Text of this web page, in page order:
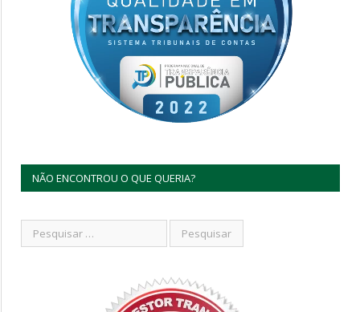
NÃO ENCONTROU O QUE QUERIA?